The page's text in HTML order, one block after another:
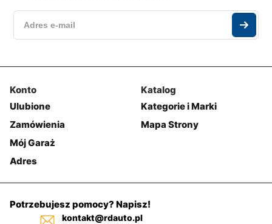
Konto
Ulubione
Zamówienia
Mój Garaż
Adres
Katalog
Kategorie i Marki
Mapa Strony
Potrzebujesz pomocy? Napisz!
kontakt@rdauto.pl